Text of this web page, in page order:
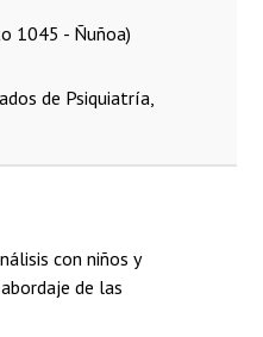
1045 - Ñuñoa)
de Psiquiatría,
con niños y
de las